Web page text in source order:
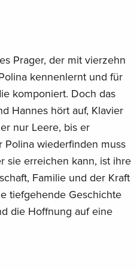
Prager, der mit vierzehn
kennenlernt und für
komponiert. Doch das
Hannes hört auf, Klavier
nur Leere, bis er
Polina wiederfinden muss
sie erreichen kann, ist ihre
Familie und der Kraft
tiefgehende Geschichte
die Hoffnung auf eine